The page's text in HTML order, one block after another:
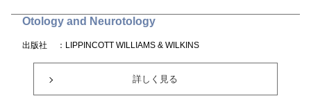
Otology and Neurotology
出版社 ：LIPPINCOTT WILLIAMS & WILKINS
詳しく見る